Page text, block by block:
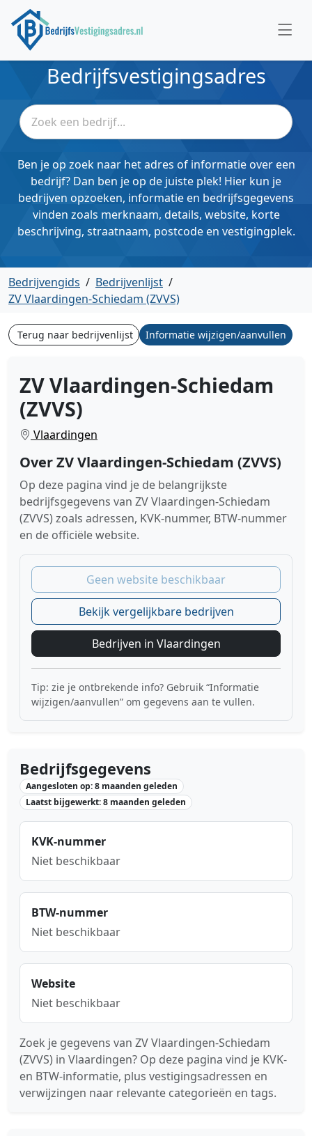
Bedrijfsvestigingsadres
Ben je op zoek naar het adres of informatie over een
bedrijf? Dan ben je op de juiste plek! Hier kun je
bedrijven opzoeken, informatie en bedrijfsgegevens
vinden zoals merknaam, details, website, korte
beschrijving, straatnaam, postcode en vestigingplek.
Bedrijvengids / Bedrijvenlijst /
ZV Vlaardingen-Schiedam (ZVVS)
Terug naar bedrijvenlijst Informatie wijzigen/aanvullen
ZV Vlaardingen-Schiedam
(ZVVS)
Vlaardingen
Over ZV Vlaardingen-Schiedam (ZVVS)
Op deze pagina vind je de belangrijkste
bedrijfsgegevens van ZV Vlaardingen-Schiedam
(ZVVS) zoals adressen, KVK-nummer, BTW-nummer
en de officiële website.
Geen website beschikbaar
Bekijk vergelijkbare bedrijven
Bedrijven in Vlaardingen
Tip: zie je ontbrekende info? Gebruik “Informatie
wijzigen/aanvullen” om gegevens aan te vullen.
Bedrijfsgegevens
Aangesloten op: 8 maanden geleden
Laatst bijgewerkt: 8 maanden geleden
KVK-nummer
Niet beschikbaar
BTW-nummer
Niet beschikbaar
Website
Niet beschikbaar
Zoek je gegevens van ZV Vlaardingen-Schiedam
(ZVVS) in Vlaardingen? Op deze pagina vind je KVK-
en BTW-informatie, plus vestigingsadressen en
verwijzingen naar relevante categorieën en tags.